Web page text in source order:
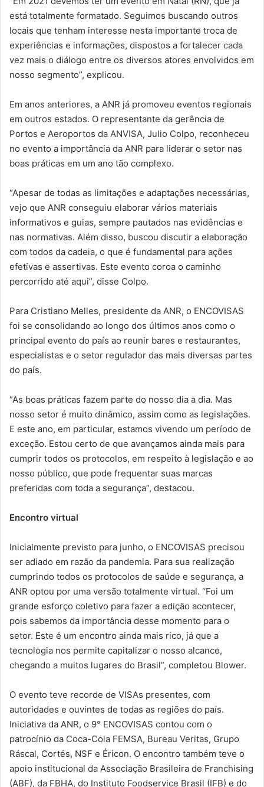
está totalmente formatado. Seguimos buscando outros
locais que tenham interesse nesta importante troca de
experiências e informações, dispostos a fortalecer cada
vez mais o diálogo entre os diversos atores envolvidos em
nosso segmento”, explicou.
Em anos anteriores, a ANR já promoveu eventos regionais
em outros estados. O representante da gerência de
Portos e Aeroportos da ANVISA, Julio Colpo, reconheceu
no evento a importância da ANR para liderar o setor nas
boas práticas em um ano tão complexo.
“Apesar de todas as limitações e adaptações necessárias,
vejo que ANR conseguiu elaborar vários materiais
informativos e guias, sempre pautados nas evidências e
nas normativas. Além disso, buscou discutir a elaboração
com todos da cadeia, o que é fundamental para ações
efetivas e assertivas. Este evento coroa o caminho
percorrido até aqui”, disse Colpo.
Para Cristiano Melles, presidente da ANR, o ENCOVISAS
foi se consolidando ao longo dos últimos anos como o
principal evento do país ao reunir bares e restaurantes,
especialistas e o setor regulador das mais diversas partes
do país.
“As boas práticas fazem parte do nosso dia a dia. Mas
nosso setor é muito dinâmico, assim como as legislações.
E este ano, em particular, estamos vivendo um período de
exceção. Estou certo de que avançamos ainda mais para
cumprir todos os protocolos, em respeito à legislação e ao
nosso público, que pode frequentar suas marcas
preferidas com toda a segurança”, destacou.
Encontro virtual
Inicialmente previsto para junho, o ENCOVISAS precisou
ser adiado em razão da pandemia. Para sua realização
cumprindo todos os protocolos de saúde e segurança, a
ANR optou por uma versão totalmente virtual. “Foi um
grande esforço coletivo para fazer a edição acontecer,
pois sabemos da importância desse momento para o
setor. Este é um encontro ainda mais rico, já que a
tecnologia nos permite capitalizar o nosso alcance,
chegando a muitos lugares do Brasil”, completou Blower.
O evento teve recorde de VISAs presentes, com
autoridades e ouvintes de todas as regiões do país.
Iniciativa da ANR, o 9° ENCOVISAS contou com o
patrocínio da Coca-Cola FEMSA, Bureau Veritas, Grupo
Ráscal, Cortés, NSF e Éricon. O encontro também teve o
apoio institucional da Associação Brasileira de Franchising
(ABF), da FBHA, do Instituto Foodservice Brasil (IFB) e do